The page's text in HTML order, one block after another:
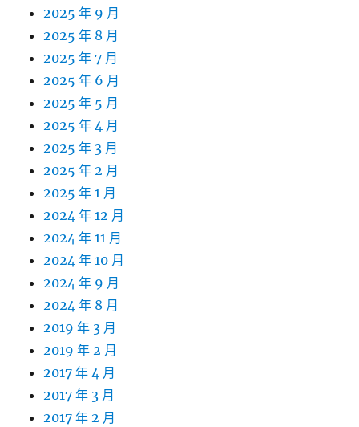
2025 年 9 月
2025 年 8 月
2025 年 7 月
2025 年 6 月
2025 年 5 月
2025 年 4 月
2025 年 3 月
2025 年 2 月
2025 年 1 月
2024 年 12 月
2024 年 11 月
2024 年 10 月
2024 年 9 月
2024 年 8 月
2019 年 3 月
2019 年 2 月
2017 年 4 月
2017 年 3 月
2017 年 2 月